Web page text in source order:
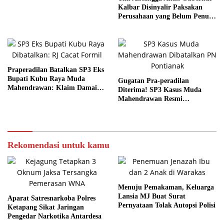
Kalbar Disinyalir Paksakan
Perusahaan yang Belum Penuhi
Praperadilan Batalkan SP3 Eks
Bupati Kubu Raya Muda
Mahendrawan: Klaim Damai
Gugatan Pra-peradilan
Diterima! SP3 Kasus Muda
Mahendrawan Resmi
Rekomendasi untuk kamu
Aparat Satresnarkoba Polres
Ketapang Sikat Jaringan
Pengedar Narkotika Antardesa
Menuju Pemakaman, Keluarga
Lansia MJ Buat Surat
Pernyataan Tolak Autopsi Polisi